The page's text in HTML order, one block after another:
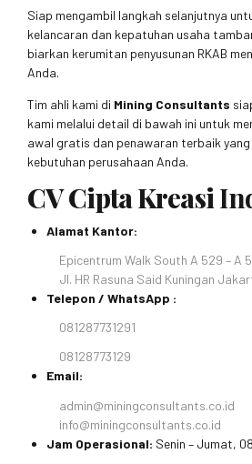
Siap mengambil langkah selanjutnya
kelancaran dan kepatuhan usaha
biarkan kerumitan penyusunan RKAB
Anda.
Tim ahli kami di Mining Consultants
kami melalui detail di bawah ini untuk
awal gratis dan penawaran terbaik
kebutuhan perusahaan Anda.
CV Cipta Kreasi
Alamat Kantor:
Epicentrum Walk South A 529 – A
Jl. HR Rasuna Said Kuningan
Telepon / WhatsApp :
081287731291
08128773129
Email:
admin@miningconsultants.co.id
info@miningconsultants.co.id
Jam Operasional: Senin – Jumat,